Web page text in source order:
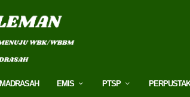
EMIS PTSP